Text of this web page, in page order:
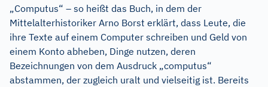
„Computus“ – so heißt das Buch, in dem der
Mittelalterhistoriker Arno Borst erklärt, dass Leute, die
ihre Texte auf einem Computer schreiben und Geld von
einem Konto abheben, Dinge nutzen, deren
Bezeichnungen von dem Ausdruck „computus“
abstammen, der zugleich uralt und vielseitig ist. Bereits